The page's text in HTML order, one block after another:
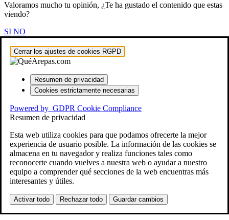
Valoramos mucho tu opinión, ¿Te ha gustado el contenido que estas
viendo?
SI NO
Cerrar los ajustes de cookies RGPD
Resumen de privacidad
Cookies estrictamente necesarias
Powered by GDPR Cookie Compliance
Resumen de privacidad
Esta web utiliza cookies para que podamos ofrecerte la mejor
experiencia de usuario posible. La información de las cookies se
almacena en tu navegador y realiza funciones tales como
reconocerte cuando vuelves a nuestra web o ayudar a nuestro
equipo a comprender qué secciones de la web encuentras más
interesantes y útiles.
Activar todo Rechazar todo Guardar cambios